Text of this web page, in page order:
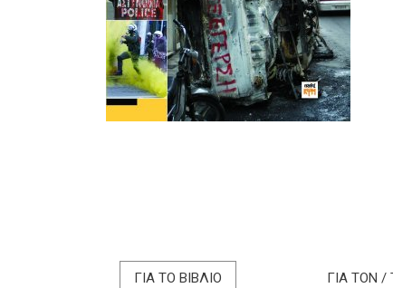
ΓΙΑ ΤΟ ΒΙΒΛΙΟ ΓΙΑ ΤΟΝ /